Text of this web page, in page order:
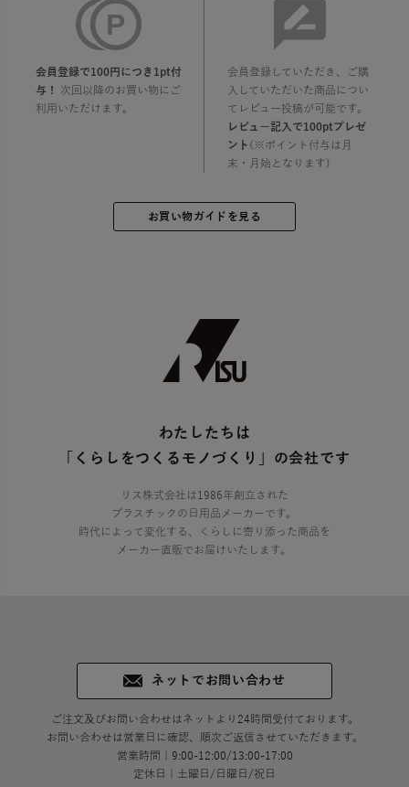
会員登録で100円につき1pt付
与！
次回以降のお買い物にご
利用いただけます。
会員登録していただき、ご購
入していただいた商品につい
てレビュー投稿が可能です。
レビュー記入で100ptプレゼ
ント (※ポイント付与は月
末・月始となります)
お買い物ガイドを見る
わたしたちは
「くらしをつくるモノづくり」の会社です
リス株式会社は1986年創立された
プラスチックの日用品メーカーです。
時代によって変化する、くらしに寄り添った商品を
メーカー直販でお届けいたします。
ネットでお問い合わせ
ご注文及びお問い合わせはネットより24時間受付ております。
お問い合わせは営業日に確認、順次ご返信させていただきます。
営業時間｜9:00-12:00/13:00-17:00
定休日｜土曜日/日曜日/祝日